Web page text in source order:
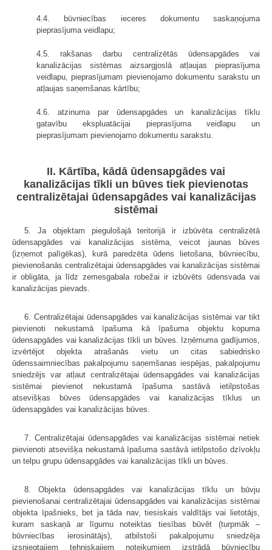
4.4. būvniecības ieceres dokumentu saskaņojuma
pieprasījuma veidlapu;
4.5. rakšanas darbu centralizētās ūdensapgādes vai
kanalizācijas sistēmas aizsargjoslā atļaujas pieprasījuma
veidlapu, pieprasījumam pievienojamo dokumentu sarakstu un
atļaujas saņemšanas kārtību;
4.6. atzinuma par ūdensapgādes un kanalizācijas tīklu
gatavību ekspluatācijai pieprasījuma veidlapu un
pieprasījumam pievienojamo dokumentu sarakstu.
II. Kārtība, kādā ūdensapgādes vai
kanalizācijas tīkli un būves tiek pievienotas
centralizētajai ūdensapgādes vai kanalizācijas
sistēmai
5. Ja objektam piegulošajā teritorijā ir izbūvēta centralizētā
ūdensapgādes vai kanalizācijas sistēma, veicot jaunas būves
(izņemot palīgēkas), kurā paredzēta ūdens lietošana, būvniecību,
pievienošanās centralizētajai ūdensapgādes vai kanalizācijas sistēmai
ir obligāta, ja līdz zemesgabala robežai ir izbūvēts ūdensvada vai
kanalizācijas pievads.
6. Centralizētajai ūdensapgādes vai kanalizācijas sistēmai var tikt
pievienoti nekustamā īpašuma kā īpašuma objektu kopuma
ūdensapgādes vai kanalizācijas tīkli un būves. Izņēmuma gadījumos,
izvērtējot objekta atrašanās vietu un citas sabiedrisko
ūdenssaimniecības pakalpojumu saņemšanas iespējas, pakalpojumu
sniedzējs var atļaut centralizētajai ūdensapgādes vai kanalizācijas
sistēmai pievienot nekustamā īpašuma sastāvā ietilpstošas
atsevišķas būves ūdensapgādes vai kanalizācijas tīklus un
ūdensapgādes vai kanalizācijas būves.
7. Centralizētajai ūdensapgādes vai kanalizācijas sistēmai netiek
pievienoti atsevišķa nekustamā īpašuma sastāvā ietilpstošo dzīvokļu
un telpu grupu ūdensapgādes vai kanalizācijas tīkli un būves.
8. Objekta ūdensapgādes vai kanalizācijas tīklu un būvju
pievienošanai centralizētajai ūdensapgādes vai kanalizācijas sistēmai
objekta īpašnieks, bet ja tāda nav, tiesiskais valdītājs vai lietotājs,
kuram saskaņā ar līgumu noteiktas tiesības būvēt (turpmāk –
būvniecības ierosinātājs), atbilstoši pakalpojumu sniedzēja
izsniegtajiem tehniskajiem noteikumiem izstrādā būvniecību